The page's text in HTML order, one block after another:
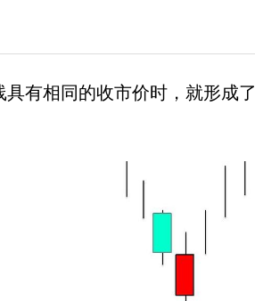
有相同的收市价时，就形成